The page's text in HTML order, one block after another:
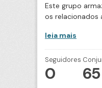
Este grupo
os relacionados
leia mais
Seguidores
0 65